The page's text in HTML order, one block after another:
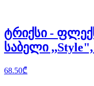
ტრიქსი -
საბელი
68.50₾